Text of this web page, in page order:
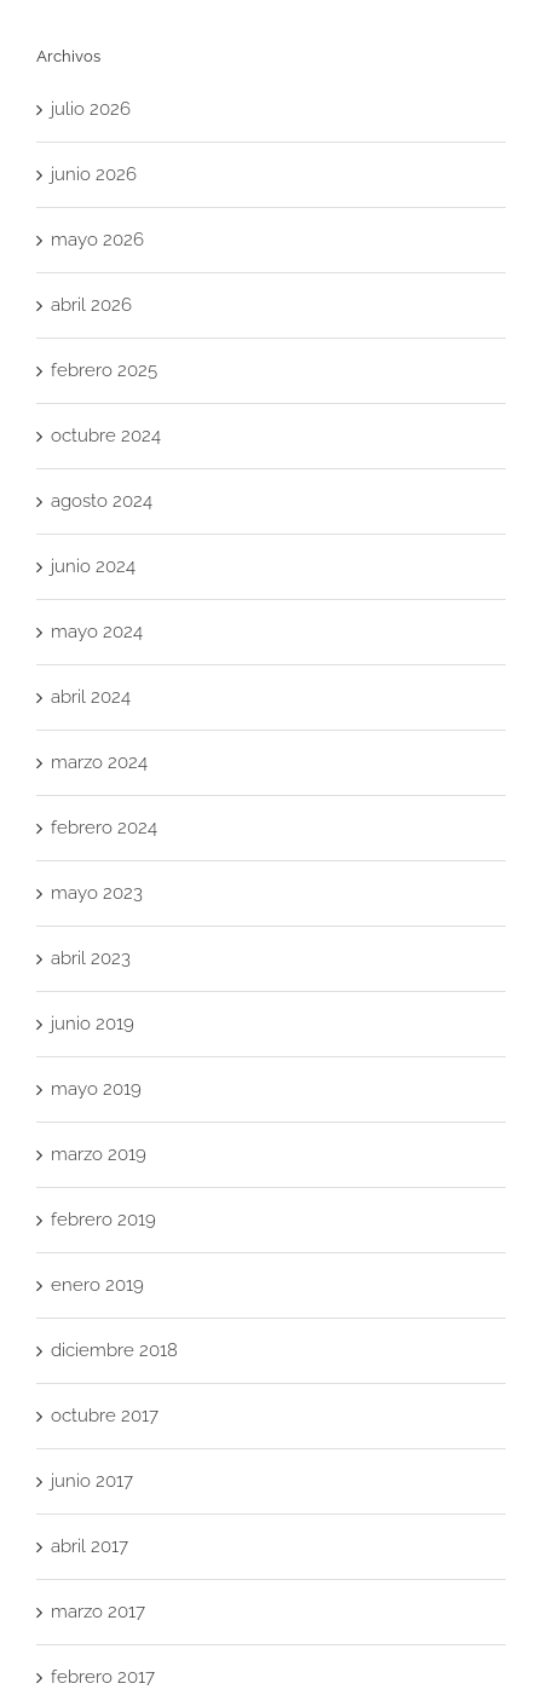
Archivos
julio 2026
junio 2026
mayo 2026
abril 2026
febrero 2025
octubre 2024
agosto 2024
junio 2024
mayo 2024
abril 2024
marzo 2024
febrero 2024
mayo 2023
abril 2023
junio 2019
mayo 2019
marzo 2019
febrero 2019
enero 2019
diciembre 2018
octubre 2017
junio 2017
abril 2017
marzo 2017
febrero 2017